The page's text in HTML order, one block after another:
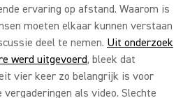
ervaring op afstand. Waarom is
moeten elkaar kunnen verstaan
deel te nemen. Uit onderzoek
werd uitgevoerd, bleek dat
vier keer zo belangrijk is voor
als video. Slechte